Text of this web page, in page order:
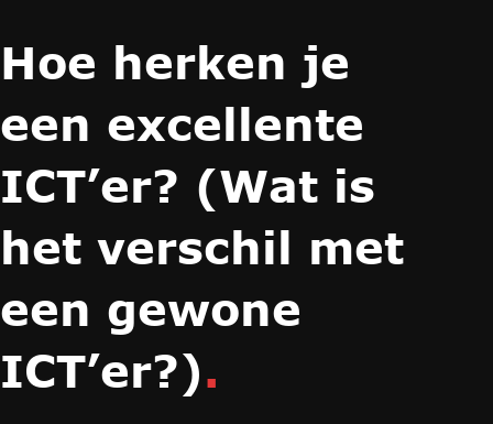
Hoe herken je
een excellente
ICT’er? (Wat is
het verschil met
een gewone
ICT’er?).